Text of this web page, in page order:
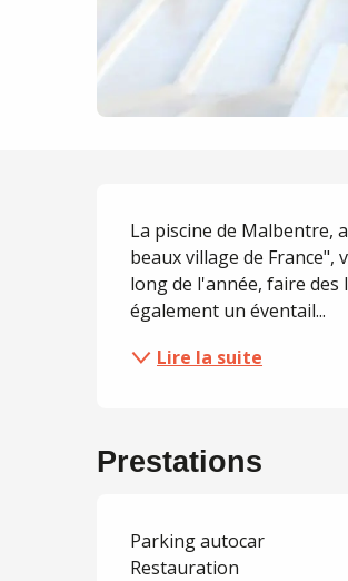
La piscine de Malbentre,
beaux village de
long de l'année, faire
également un éventail...
Lire la suite
Prestations
Parking autocar
Restauration